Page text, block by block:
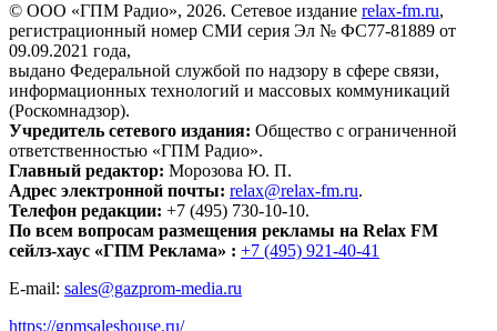
© ООО «ГПМ Радио», 2026. Сетевое издание relax-fm.ru,
регистрационный номер СМИ серия Эл № ФС77-81889 от
09.09.2021 года,
выдано Федеральной службой по надзору в сфере связи,
информационных технологий и массовых коммуникаций
(Роскомнадзор).
Учредитель сетевого издания: Общество с ограниченной
ответственностью «ГПМ Радио».
Главный редактор: Морозова Ю. П.
Адрес электронной почты: relax@relax-fm.ru.
Телефон редакции: +7 (495) 730-10-10.
По всем вопросам размещения рекламы на Relax FM
сейлз-хаус «ГПМ Реклама» : +7 (495) 921-40-41
E-mail: sales@gazprom-media.ru
https://gpmsaleshouse.ru/